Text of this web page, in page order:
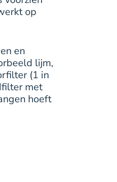
op
en
lijm,
(1 in
met
hoeft